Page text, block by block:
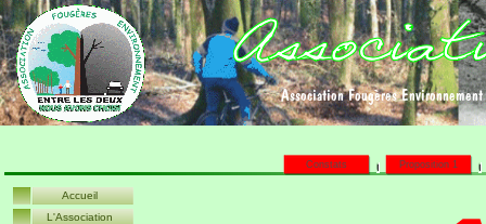
Accueil
L'Association
AssociationFougèresE
Constats Proposition 1